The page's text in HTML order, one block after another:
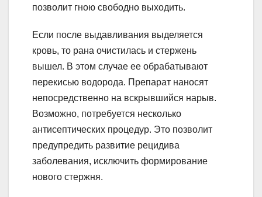
позволит гною свободно выходить.
Если после выдавливания выделяется
кровь, то рана очистилась и стержень
вышел. В этом случае ее обрабатывают
перекисью водорода. Препарат наносят
непосредственно на вскрывшийся нарыв.
Возможно, потребуется несколько
антисептических процедур. Это позволит
предупредить развитие рецидива
заболевания, исключить формирование
нового стержня.